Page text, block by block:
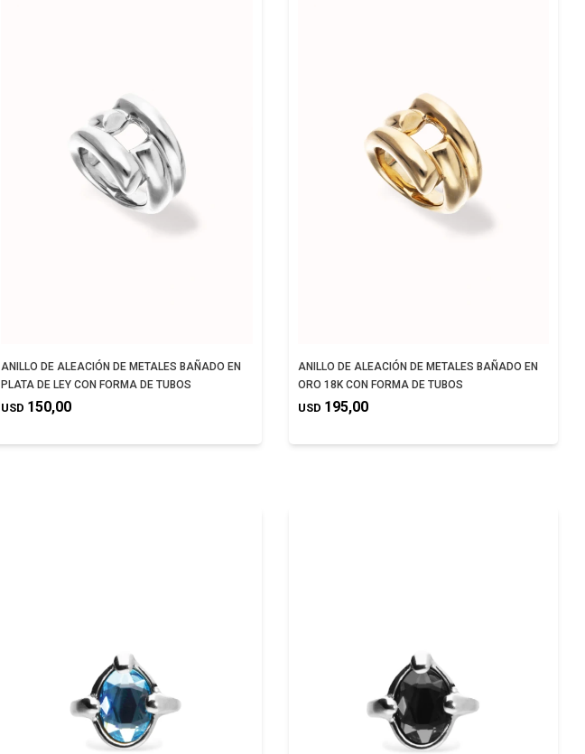
ANILLO DE ALEACIÓN DE METALES BAÑADO EN
PLATA DE LEY CON FORMA DE TUBOS
USD 150,00
ANILLO DE ALEACIÓN DE METALES BAÑADO EN
ORO 18K CON FORMA DE TUBOS
USD 195,00